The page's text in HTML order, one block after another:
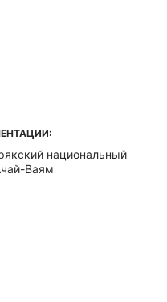
национальный
Ваям